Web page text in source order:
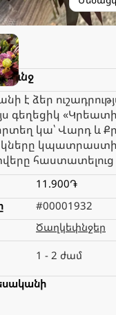
է ձեր
գեղեցիկ
կա՝ Վարդ և
հաստատելուց
11.900֏
#00001932
Ծաղկեփնջեր
1 - 2 ժամ